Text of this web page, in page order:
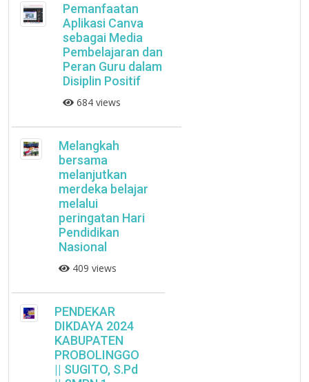
Pemanfaatan
Aplikasi Canva
sebagai Media
Pembelajaran dan
Peran Guru dalam
Disiplin Positif
684 views
Melangkah
bersama
melanjutkan
merdeka belajar
melalui
peringatan Hari
Pendidikan
Nasional
409 views
PENDEKAR
DIKDAYA 2024
KABUPATEN
PROBOLINGGO
|| SUGITO, S.Pd